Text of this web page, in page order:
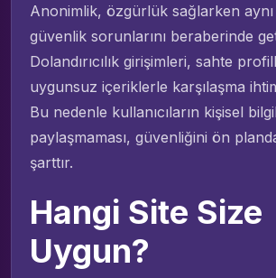
Anonimlik, özgürlük sağlarken
güvenlik sorunlarını beraberinde
Dolandırıcılık girişimleri, sahte
uygunsuz içeriklerle karşılaşma
Bu nedenle kullanıcıların kişisel
paylaşmaması, güvenliğini ön
şarttır.
Hangi Site Size
Uygun?